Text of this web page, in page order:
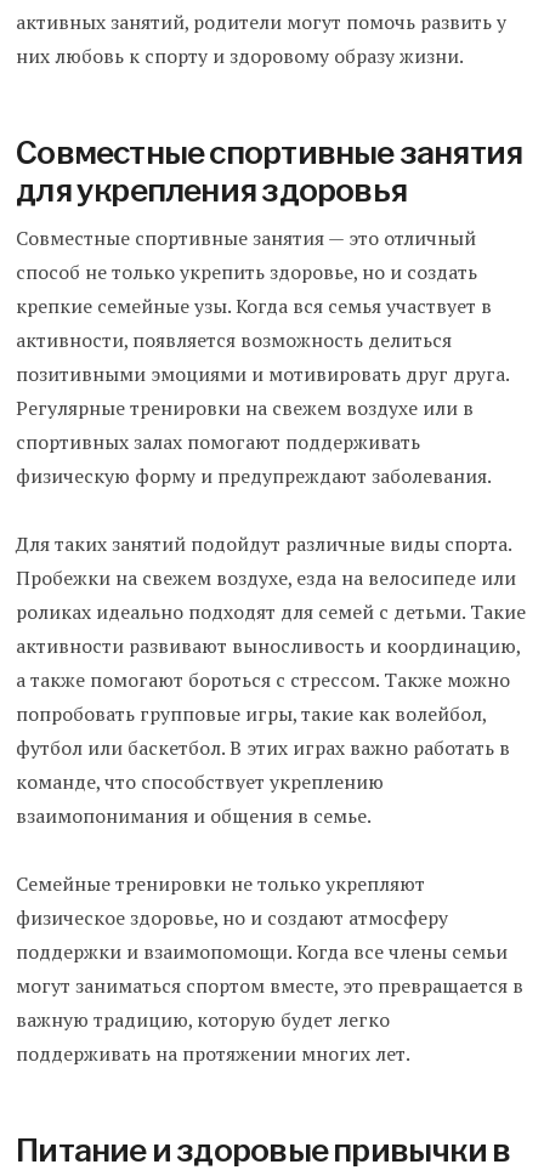
активных занятий, родители могут помочь развить у
них любовь к спорту и здоровому образу жизни.
Совместные спортивные занятия
для укрепления здоровья
Совместные спортивные занятия — это отличный
способ не только укрепить здоровье, но и создать
крепкие семейные узы. Когда вся семья участвует в
активности, появляется возможность делиться
позитивными эмоциями и мотивировать друг друга.
Регулярные тренировки на свежем воздухе или в
спортивных залах помогают поддерживать
физическую форму и предупреждают заболевания.
Для таких занятий подойдут различные виды спорта.
Пробежки на свежем воздухе, езда на велосипеде или
роликах идеально подходят для семей с детьми. Такие
активности развивают выносливость и координацию,
а также помогают бороться с стрессом. Также можно
попробовать групповые игры, такие как волейбол,
футбол или баскетбол. В этих играх важно работать в
команде, что способствует укреплению
взаимопонимания и общения в семье.
Семейные тренировки не только укрепляют
физическое здоровье, но и создают атмосферу
поддержки и взаимопомощи. Когда все члены семьи
могут заниматься спортом вместе, это превращается в
важную традицию, которую будет легко
поддерживать на протяжении многих лет.
Питание и здоровые привычки в